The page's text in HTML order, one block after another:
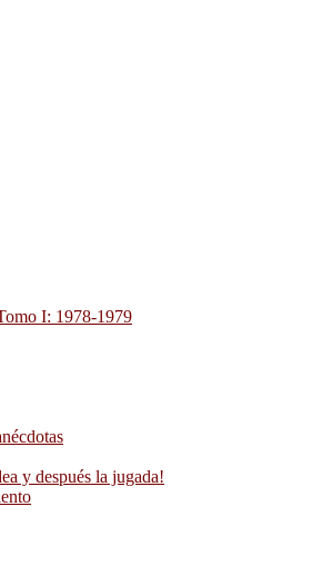
I: 1978-1979
y después la jugada!